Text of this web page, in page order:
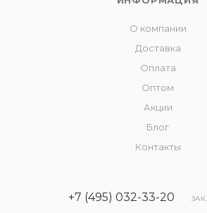
О компании
Доставка
Оплата
Оптом
Акции
Блог
Контакты
+7 (495) 032-33-20